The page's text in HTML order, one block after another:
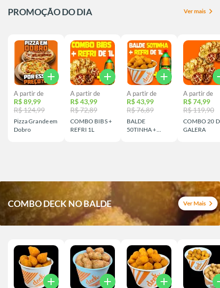
(Imagem ilustrativa)
PROMOÇÃO DO DIA Ver mais chevron_right
Pizza Grande em
Dobro
A partir de
R$ 89,99
R$ 124,99
add
COMBO BIBS +
REFRI 1L
A partir de
R$ 43,99
R$ 72,89
add
BALDE
50TINHA +
A partir de
R$ 43,99
R$ 76,89
add
COMBO 20
GALERA
A partir de
R$ 74,99
R$ 119,90
COMBO DECK NO BALDE Ver Mais chevron_right
add add add